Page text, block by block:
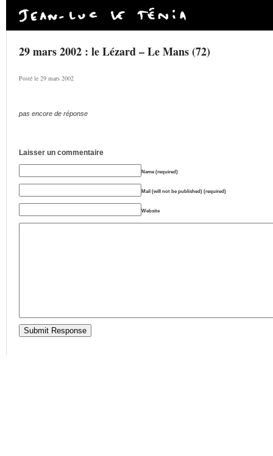
29 mars 2002 : le Lézard – Le Mans (72)
Posté le 29 mars 2002
pas encore de réponse
Laisser un commentaire
Name (required)
Mail (will not be published) (required)
Website